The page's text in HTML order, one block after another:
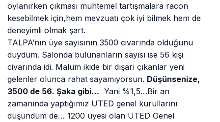
oylanırken çıkması muhtemel tartışmalara racon
kesebilmek için,hem mevzuatı çok iyi bilmek hem de
deneyimli olmak şart.
TALPA’nın üye sayısının 3500 civarında olduğunu
duydum. Salonda bulunanların sayısı ise 56 kişi
civarında idi. Malum ikide bir dışarı çıkanlar yeni
gelenler olunca rahat sayamıyorsun. Düşünsenize,
3500 de 56. Şaka gibi… Yani %1,5…Bir an
zamanında yaptığımız UTED genel kurullarını
düşündüm de… 1200 üyesi olan UTED Genel